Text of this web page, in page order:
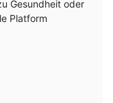
Gesundheit oder
Platform